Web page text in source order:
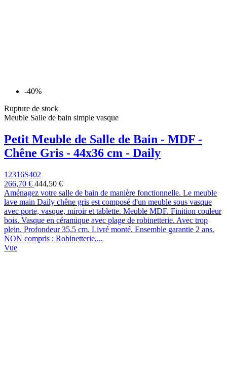
-40%
Rupture de stock
Meuble Salle de bain simple vasque
Petit Meuble de Salle de Bain - MDF -
Chêne Gris - 44x36 cm - Daily
12316S402
266,70 € 444,50 €
Aménagez votre salle de bain de manière fonctionnelle. Le meuble
lave main Daily chêne gris est composé d'un meuble sous vasque
avec porte, vasque, miroir et tablette. Meuble MDF. Finition couleur
bois. Vasque en céramique avec plage de robinetterie. Avec trop
plein. Profondeur 35,5 cm. Livré monté. Ensemble garantie 2 ans.
NON compris : Robinetterie,...
Vue